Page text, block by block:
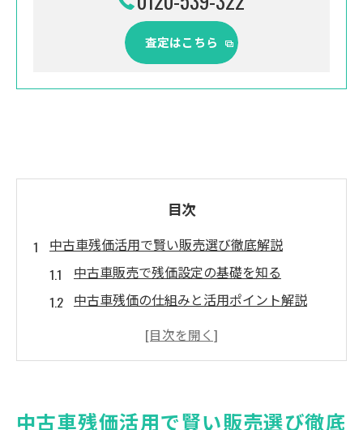
査定はこちら
目次
中古車残価活用で賢い販売選び徹底解説
中古車販売で残価設定の基礎を知る
中古車残価の仕組みと活用ポイント解説
神奈川県の中古車販売で残価活用の実際
トヨタ認定中古車の残価設定術とは
中古車残価活用で賢い販売選び徹底